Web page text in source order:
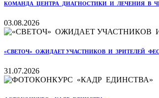
КОМАНДА ЦЕНТРА ДИАГНОСТИКИ И ЛЕЧЕНИЯ В
03.08.2026
«СВЕТОЧ» ОЖИДАЕТ УЧАСТНИКОВ И ЗРИТЕЛЕЙ
31.07.2026